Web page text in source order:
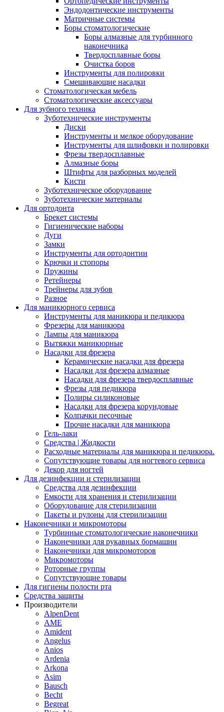
Эндодонтические инструменты
Матричные системы
Боры стоматологические
Боры алмазные для турбинного
наконечника
Твердосплавные боры
Очистка боров
Инструменты для полировки
Смешивающие насадки
Стоматологическая мебель
Стоматологические аксессуары
Для зубного техника
Зуботехнические инструменты
Диски
Инструменты и мелкое оборудование
Инструменты для шлифовки и полировки
Фрезы твердосплавные
Алмазные боры
Штифты для разборных моделей
Кисти
Зуботехническое оборудование
Зуботехнические материалы
Для ортодонта
Брекет системы
Гигиенические наборы
Дуги
Замки
Инструменты для ортодонтии
Крючки и стопоры
Пружины
Ретейнеры
Трейнеры для зубов
Разное
Для маникюрного сервиса
Инструменты для маникюра и педикюра
Фрезеры для маникюра
Лампы для маникюра
Вытяжки маникюрные
Насадки для фрезера
Керамические насадки для фрезера
Насадки для фрезера алмазные
Насадки для фрезера твердосплавные
Фрезы для педикюра
Полиры силиконовые
Насадки для фрезера корундовые
Колпачки песочные
Прочие насадки для маникюра
Гель-лаки
Средства | Жидкости
Расходные материалы для маникюра и педикюра.
Сопутствующие товары для ногтевого сервиса
Декор для ногтей
Для дезинфекции и стерилизации
Средства для дезинфекции
Емкости для хранения и стерилизации
Оборудование для стерилизации
Пакеты и рулоны для стерилизации
Наконечники и микромоторы
Турбинные стоматологические наконечники
Наконечники для рукавных бормашин
Наконечники для микромоторов
Микромоторы
Роторные группы
Сопутствующие товары
Для гигиены полости рта
Средства защиты
Производители
AlpenDent
AME
Amident
Angelus
Anios
Ardenia
Arkona
Asim
Bausch
Becht
Begreat